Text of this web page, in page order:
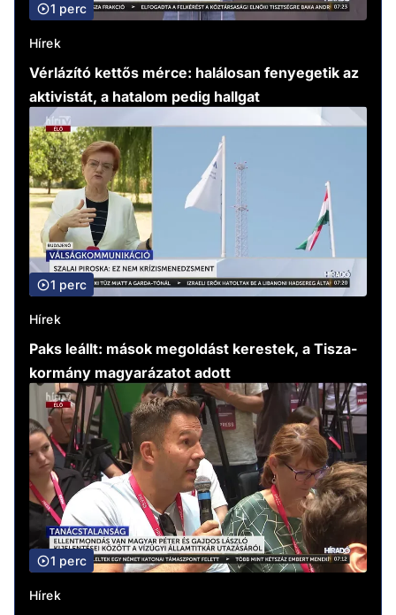
1 perc
Hírek
Vérlázító kettős mérce: halálosan fenyegetik az
aktivistát, a hatalom pedig hallgat
1 perc
Hírek
Paks leállt: mások megoldást kerestek, a Tisza-
kormány magyarázatot adott
1 perc
Hírek